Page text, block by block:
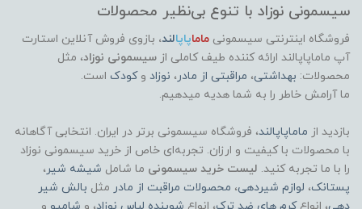
سیسمونی نوزاد با تنوع بی‌نظیر محصولات
فروشگاه اینترنتی سیسمونی ماماپاپالند، بازوی فروش آنلاین استارت
آپ ماماپاپالند ارائه کننده طیف کاملی از سیسمونی نوزاد، مثل
محصولات: بهداشتی، مراقبتی از مادر، نوزاد وکودک است.
ما آرامش خاطر را به شما هدیه میدهیم.
بازدید از ماماپاپالند، فروشگاه سیسمونی برتر در ایران. انتخابی آگاهانه
با محصولات با کیفیت و ارزان. تجربه‌ای خاص از خرید سیسمونی نوزاد
را با ما تجربه کنید. لیست خرید سیسمونی ما شامل شیشه شیر،
پستانک، لوازم شیردهی، محصولات مراقبت از مادر مثل بالش شیر